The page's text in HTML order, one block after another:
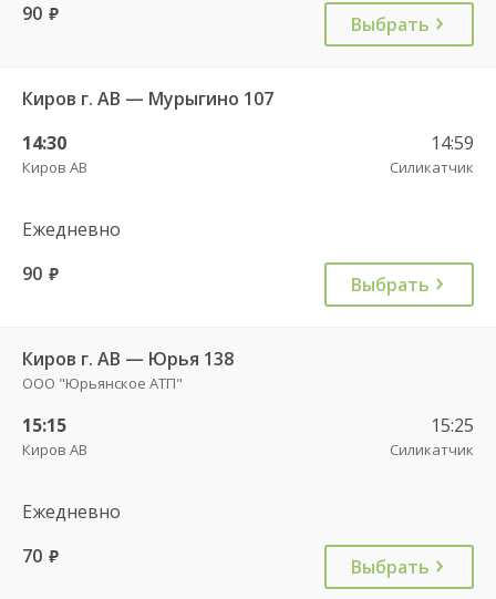
90 руб. Выбрать
Киров г. АВ — Мурыгино 107
14:30
Киров АВ
14:59
Силикатчик
Ежедневно
90 руб. Выбрать
Киров г. АВ — Юрья 138
ООО "Юрьянское АТП"
15:15
Киров АВ
15:25
Силикатчик
Ежедневно
70 руб. Выбрать